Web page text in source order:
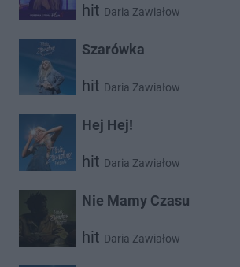
hit Daria Zawiałow
Szarówka
hit Daria Zawiałow
Hej Hej!
hit Daria Zawiałow
Nie Mamy Czasu
hit Daria Zawiałow